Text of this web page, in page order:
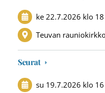
ke 22.7.2026 klo 18
Teuvan
Seurat
su 19.7.2026 klo 16